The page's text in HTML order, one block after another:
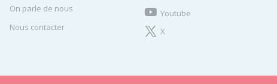
On parle de nous
Nous contacter
Youtube
X